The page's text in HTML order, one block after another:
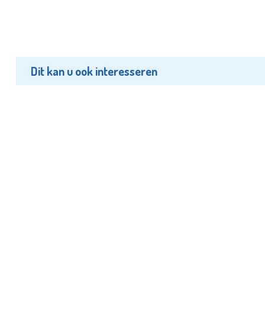
Dit kan u ook interesseren